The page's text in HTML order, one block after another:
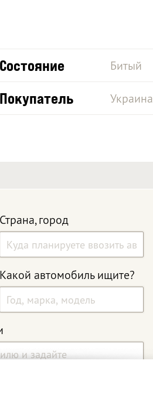
Состояние Битый
Покупатель Украина
Страна, город
Какой автомобиль ищите?